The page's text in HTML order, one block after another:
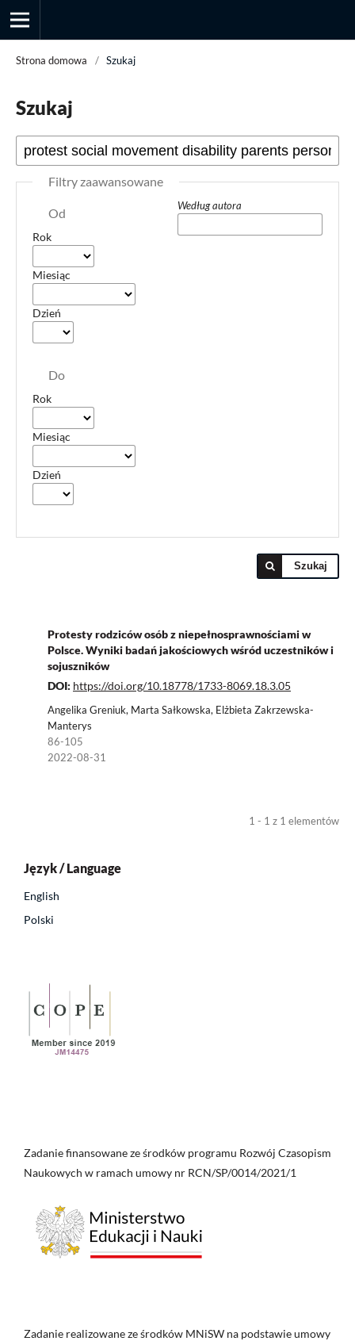
Strona domowa / Szukaj
Szukaj
Filtry zaawansowane
Od
Rok
Miesiąc
Dzień
Do
Rok
Miesiąc
Dzień
Według autora
Szukaj
Protesty rodziców osób z niepełnosprawnościami w
Polsce. Wyniki badań jakościowych wśród uczestników i
sojuszników
DOI: https://doi.org/10.18778/1733-8069.18.3.05
Angelika Greniuk, Marta Sałkowska, Elżbieta Zakrzewska-
Manterys
86-105
2022-08-31
1 - 1 z 1 elementów
Język / Language
English
Polski
Zadanie finansowane ze środków programu Rozwój Czasopism
Naukowych w ramach umowy nr RCN/SP/0014/2021/1
Zadanie realizowane ze środków MNiSW na podstawie umowy